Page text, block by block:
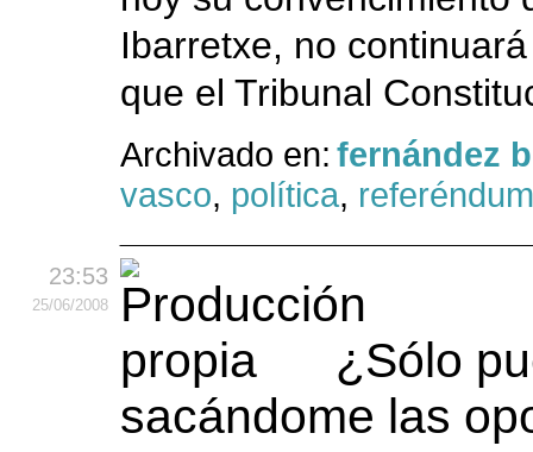
Ibarretxe, no
que el Tribunal
Archivado en: fernández
vasco, política, referéndum
23:53
25/06/2008
¿Sólo
sacándome las